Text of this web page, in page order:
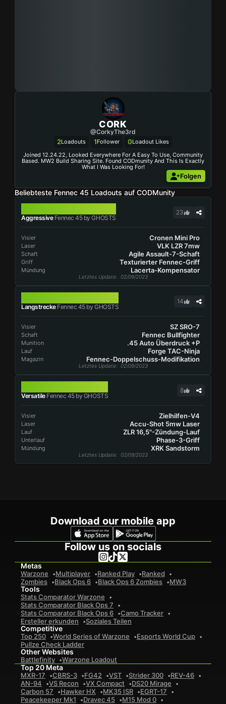
CORK
@CorkyThe3rd
2Loadouts 1Follower 0Loadout Likes
Joined 12.24.22, Looked Everywhere For A Easy To Use, Community
Based. MW2 Build Sharing Site. Found CODmunity And This Is Exactly
What I Was Looking For!
Folgen
Beliebteste Fennec 45 Loadouts auf CODMunity
AggressiveFennec 45 by GHOSTS
23
Visier Cronen Mini Pro
Laser VLK LZR 7mw
Schaft Agile Assault-7-Schaft
Griff Texturierter Fennec-Griff
Mündung Lacerta-Kompensator
Letztes Update: 02/09/2023
LangstreckeFennec 45 by GHOSTS
14
Visier SZ SRO-7
Schaft Fennec Bullfighter
Munition .45 Auto Überdruck +P
Lauf Forge TAC-Ninja
Magazin Fennec-Doppelschuss-Modifikation
Letztes Update: 02/09/2023
VersatileFennec 45 by GHOSTS
8
Visier Zielhilfen-V4
Laser Accu-Shot 5mw Laser
Lauf ZLR 16,5"-Zündung-Lauf
Unterlauf Phase-3-Griff
Mündung XRK Sandstorm
Letztes Update: 02/09/2023
Download our mobile app
Follow us on socials
Metas
Warzone Multiplayer Ranked Play
Ranked
Zombies
Black Ops 6 Black Ops 6 Zombies MW3
Tools
Stats Comparator Warzone
Stats Comparator Black Ops 7
Stats Comparator Black Ops 6
Camo Tracker
Ersteller erkunden
Soziales Teilen
Competitive
Top 250 World Series of Warzone
Esports World Cup
Pullze Check Ladder
Other Websites
Battlefinity Warzone Loadout
Top 20 Meta
MXR-17 CBRS-3 FG42 VST Strider 300
REV-46
AN-94
VS Recon VX Compact
DS20 Mirage
Carbon 57
Hawker HX MK35 ISR
EGRT-17
Peacekeeper Mk1
Dravec 45
M15 Mod 0